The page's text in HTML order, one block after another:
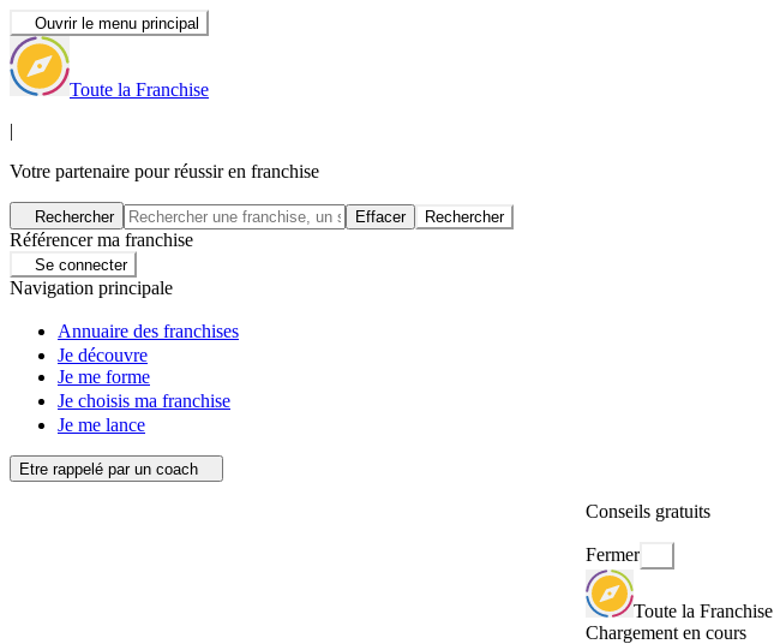
Ouvrir le menu principal
Toute la Franchise
|
Votre partenaire pour réussir en franchise
Rechercher Effacer Rechercher
Référencer ma franchise
Se connecter
Navigation principale
Annuaire des franchises
Je découvre
Je me forme
Je choisis ma franchise
Je me lance
Etre rappelé par un coach
Conseils gratuits
Fermer
Toute la Franchise
Chargement en cours